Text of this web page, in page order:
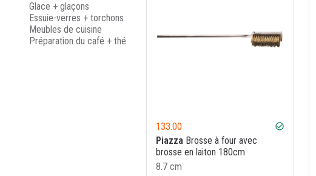
Glace + glaçons
Essuie-verres + torchons
Meubles de cuisine
Préparation du café + thé
133.00 check_circle
Piazza Brosse à four avec
brosse en laiton 180cm
8.7 cm